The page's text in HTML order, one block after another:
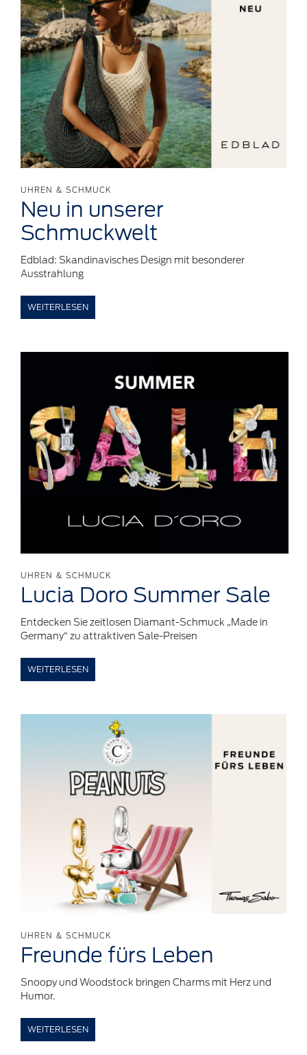
UHREN & SCHMUCK
Neu in unserer
Schmuckwelt
Edblad: Skandinavisches Design mit besonderer
Ausstrahlung
WEITERLESEN
UHREN & SCHMUCK
Lucia Doro Summer Sale
Entdecken Sie zeitlosen Diamant-Schmuck „Made in
Germany“ zu attraktiven Sale-Preisen
WEITERLESEN
UHREN & SCHMUCK
Freunde fürs Leben
Snoopy und Woodstock bringen Charms mit Herz und
Humor.
WEITERLESEN